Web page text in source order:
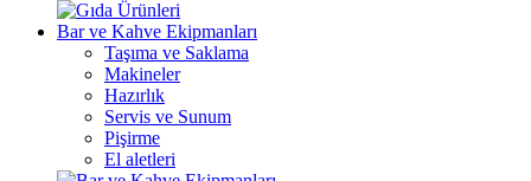
Bar ve Kahve Ekipmanları
Taşıma ve Saklama
Makineler
Hazırlık
Servis ve Sunum
Pişirme
El aletleri